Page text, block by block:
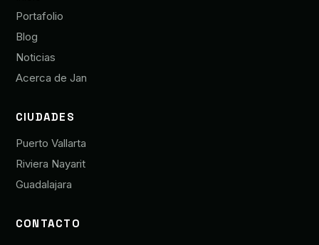
Portafolio
Blog
Noticias
Acerca de Jan
CIUDADES
Puerto Vallarta
Riviera Nayarit
Guadalajara
CONTACTO